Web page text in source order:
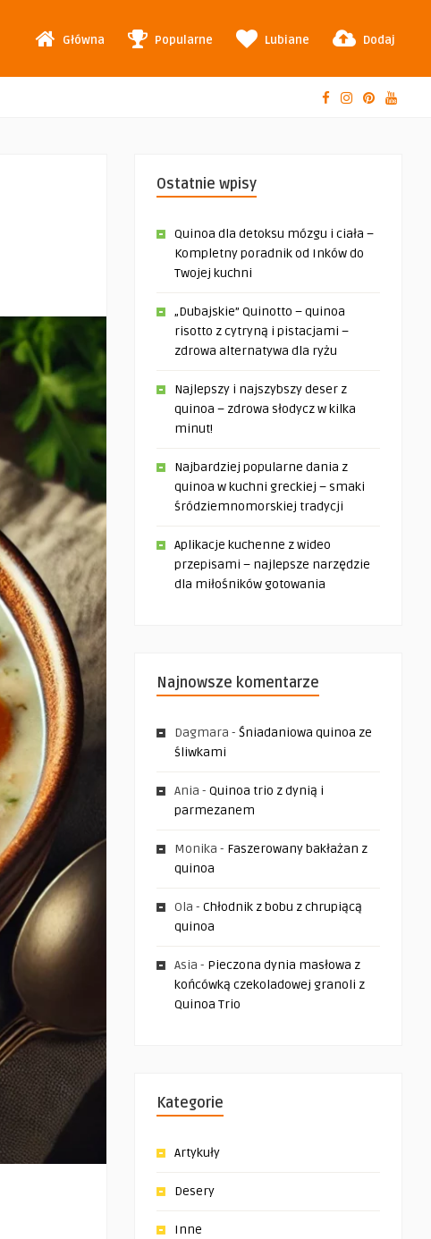
Główna Popularne Lubiane Dodaj
Ostatnie wpisy
Quinoa dla detoksu mózgu i ciała –
Kompletny poradnik od Inków do
Twojej kuchni
„Dubajskie” Quinotto – quinoa
risotto z cytryną i pistacjami –
zdrowa alternatywa dla ryżu
Najlepszy i najszybszy deser z
quinoa – zdrowa słodycz w kilka
minut!
Najbardziej popularne dania z
quinoa w kuchni greckiej – smaki
śródziemnomorskiej tradycji
Aplikacje kuchenne z wideo
przepisami – najlepsze narzędzie
dla miłośników gotowania
Najnowsze komentarze
Dagmara - Śniadaniowa quinoa ze
śliwkami
Ania - Quinoa trio z dynią i
parmezanem
Monika - Faszerowany bakłażan z
quinoa
Ola - Chłodnik z bobu z chrupiącą
quinoa
Asia - Pieczona dynia masłowa z
końcówką czekoladowej granoli z
Quinoa Trio
Kategorie
Artykuły
Desery
Inne